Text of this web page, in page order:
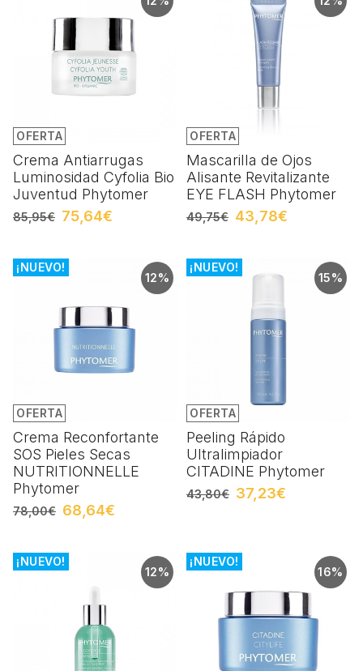
OFERTA
Crema Antiarrugas
Luminosidad Cyfolia Bio
Juventud Phytomer
85,95€ 75,64€
OFERTA
Mascarilla de Ojos
Alisante Revitalizante
EYE FLASH Phytomer
49,75€ 43,78€
12%
OFERTA
¡NUEVO!
Crema Reconfortante
SOS Pieles Secas
NUTRITIONNELLE
Phytomer
78,00€ 68,64€
15%
OFERTA
¡NUEVO!
Peeling Rápido
Ultralimpiador
CITADINE Phytomer
43,80€ 37,23€
12%
¡NUEVO!
16%
¡NUEVO!